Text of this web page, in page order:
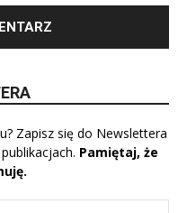
Zapisz się do Newslettera
Pamiętaj, że